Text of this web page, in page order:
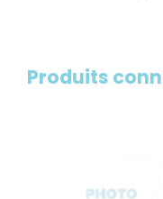
Produits